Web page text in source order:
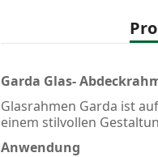
springen
Garda Glas-
Glasrahmen Garda ist
einem stilvollen
Anwendung